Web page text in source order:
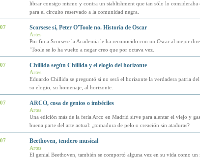
librar consigo mismo y contra un stablishment que tan sólo lo consideraba
para el circuito reservado a la comunidad negra.
Scorsese sí, Peter O'Toole no. Historia de Oscar
Artes
Por fin a Scorsese la Academia le ha reconocido con un Oscar al mejor
´Toole se lo ha vuelto a negar creo que por octava vez.
Chillida según Chillida y el elogio del horizonte
Artes
Eduardo Chillida se preguntó si no será el horizonte la verdadera patria
su elogio, su homenaje, al horizonte.
ARCO, cosa de genios o imbéciles
Artes
Una edición más de la feria Arco en Madrid sirve para alentar el viejo y
buena parte del arte actual: ¿tomadura de pelo o creación sin ataduras?
Beethoven, tendero musical
Artes
El genial Beethoven, también se comportó alguna vez en su vida como un